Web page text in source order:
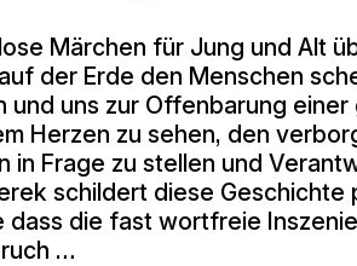
Märchen für Jung und Alt
der Erde den Menschen
uns zur Offenbarung
Herzen zu sehen, den
in Frage zu stellen und
schildert diese Geschichte
dass die fast wortfreie
…